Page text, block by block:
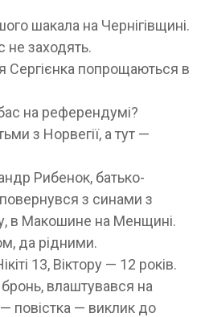
шакала на Чернігівщині.
не заходять.
Сергієнка попрощаються в
на референдумі?
з Норвегії, а тут —
Рибенок, батько-
з синами з
в Макошине на Менщині.
да рідними.
13, Віктору — 12 років.
влаштувався на
повістка — виклик до